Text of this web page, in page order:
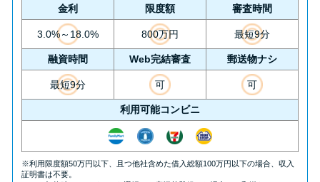
プロミスの返済方法を徹底解
説！ もっとも便利でお得な返済
方法はどれ？
年収が低い＆他社借入があると
落ちる？バンクイックの口コミ
を分析
金利 限度額 審査時間
3.0%～18.0% 800万円 最短9分
融資時間 Web完結審査 郵送物ナシ
最短9分 可 可
利用可能コンビニ
※利用限度額50万円以下、且つ他社含めた借入総額100万円以下の場合、収入
証明書は不要。